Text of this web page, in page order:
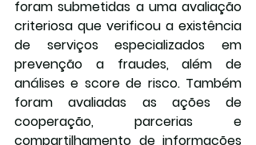
foram submetidas a uma avaliação
criteriosa que verificou a existência
de serviços especializados em
prevenção a fraudes, além de
análises e score de risco. Também
foram avaliadas as ações de
cooperação, parcerias e
compartilhamento de informações